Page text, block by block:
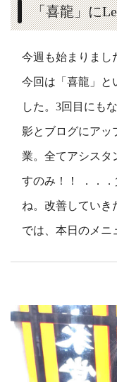
「喜龍」に
今週も始まりまし
今回は「喜龍」と
した。3回目にも
影とブログにアッ
業。全てアシスタ
すのみ！！ ．．
ね。改善していき
では、本日のメニ